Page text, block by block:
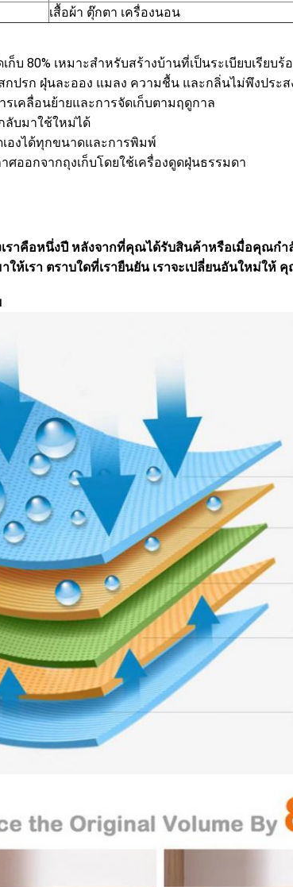
เสื้อผ้า ตุ๊กตา เครื่องนอน
ก็บ 80% เหมาะสำหรับสร้างบ้านที่เป็นระเบียบเรียบร้
กปรก ฝุ่นละออง แมลง ความชื้น และกลิ่นไม่พึงประส
รเคลื่อนย้ายและการจัดเก็บตามฤดูกาล
ลับมาใช้ใหม่ได้
องได้ทุกขนาดและการพิมพ์
าศออกจากถุงเก็บโดยใช้เครื่องดูดฝุ่นธรรมดา
ราคือหนึ่งปี หลังจากที่คุณได้รับสินค้าหรือเมื่อคุณก
ให้เรา ตราบใดที่เรายืนยัน เราจะเปลี่ยนอันใหม่ให้